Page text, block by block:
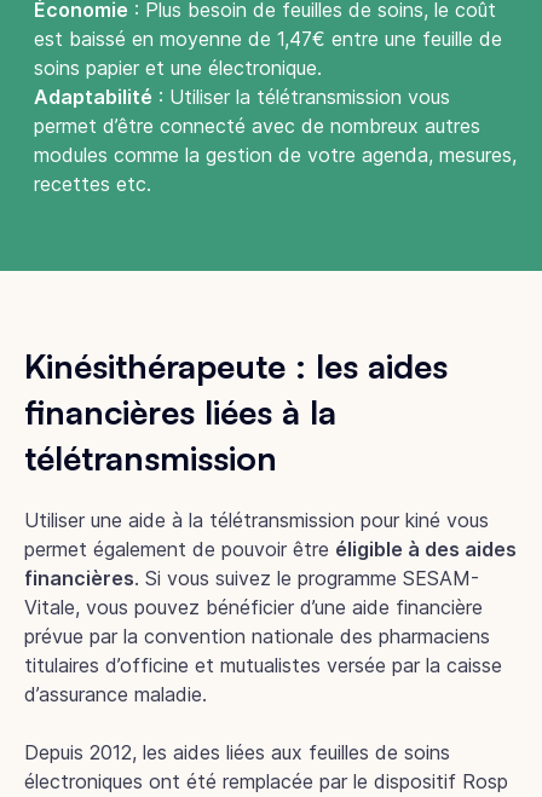
Économie : Plus besoin de feuilles de soins, le coût
est baissé en moyenne de 1,47€ entre une feuille de
soins papier et une électronique.
Adaptabilité : Utiliser la télétransmission vous
permet d’être connecté avec de nombreux autres
modules comme la gestion de votre agenda, mesures,
recettes etc.
Kinésithérapeute : les aides
financières liées à la
télétransmission
Utiliser une aide à la télétransmission pour kiné vous
permet également de pouvoir être éligible à des aides
financières. Si vous suivez le programme SESAM-
Vitale, vous pouvez bénéficier d’une aide financière
prévue par la convention nationale des pharmaciens
titulaires d’officine et mutualistes versée par la caisse
d’assurance maladie.
Depuis 2012, les aides liées aux feuilles de soins
électroniques ont été remplacée par le dispositif Rosp